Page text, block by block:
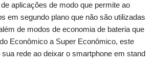
aplicações de modo que permite ao
em segundo plano que não são utilizadas
de modos de economia de bateria que
Econômico a Super Econômico, este
sua rede ao deixar o smartphone em stand